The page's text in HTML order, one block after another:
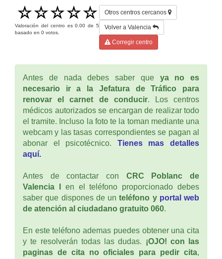
Valoración del centro es0.00 de5
basado en 0 votos.
Otros centros cercanos
Volver a Valencia
Corregir centro
Antes de nada debes saber que ya no es
necesario ir a la Jefatura de Tráfico para
renovar el carnet de conducir. Los centros
médicos autorizados se encargan de realizar todo
el tramite. Incluso la foto te la toman mediante una
webcam y las tasas correspondientes se pagan al
abonar el psicotécnico. Tienes mas detalles
aquí.
Antes de contactar con CRC Poblanc de
Valencia I
en el teléfono proporcionado debes
saber que dispones de unteléfono y portal web
de atención al ciudadano gratuito 060.
En este teléfono ademas puedes obtener una cita
y te resolverán todas las dudas. ¡OJO! con las
paginas de cita no oficiales para pedir cita,